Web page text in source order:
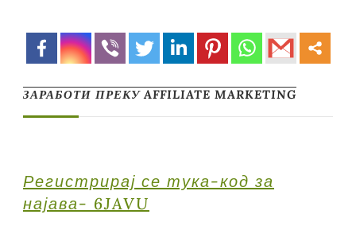
ЗАРАБОТИ ПРЕКУ AFFILIATE MARKETING
Регистрирај се тука-код за
најава- 6JAVU